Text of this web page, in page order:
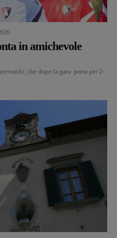
in amichevole
che dopo la gara persa per 2-